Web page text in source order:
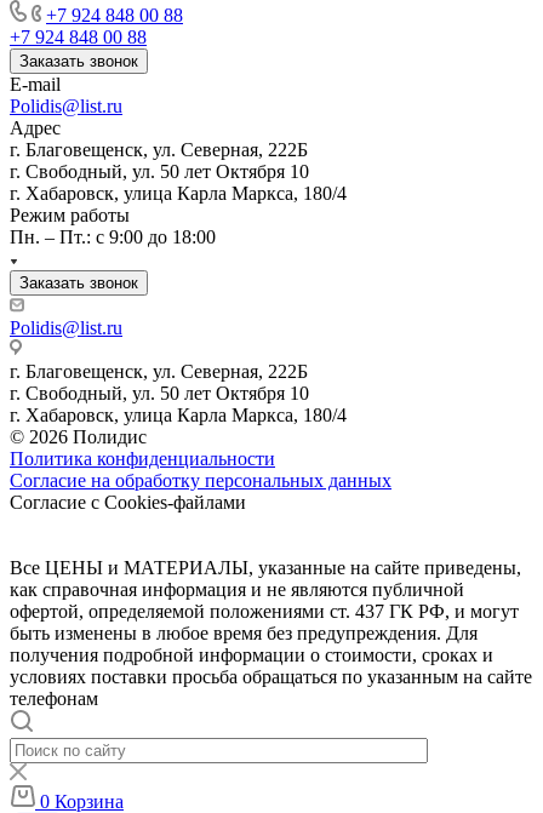
+7 924 848 00 88
+7 924 848 00 88
Заказать звонок
E-mail
Polidis@list.ru
Адрес
г. Благовещенск, ул. Северная, 222Б
г. Свободный, ул. 50 лет Октября 10
г. Хабаровск, улица Карла Маркса, 180/4
Режим работы
Пн. – Пт.: с 9:00 до 18:00
Заказать звонок
Polidis@list.ru
г. Благовещенск, ул. Северная, 222Б
г. Свободный, ул. 50 лет Октября 10
г. Хабаровск, улица Карла Маркса, 180/4
© 2026 Полидис
Политика конфиденциальности
Согласие на обработку персональных данных
Согласие с Cookies-файлами
Все ЦЕНЫ и МАТЕРИАЛЫ, указанные на сайте приведены,
как справочная информация и не являются публичной
офертой, определяемой положениями ст. 437 ГК РФ, и могут
быть изменены в любое время без предупреждения. Для
получения подробной информации о стоимости, сроках и
условиях поставки просьба обращаться по указанным на сайте
телефонам
0 Корзина